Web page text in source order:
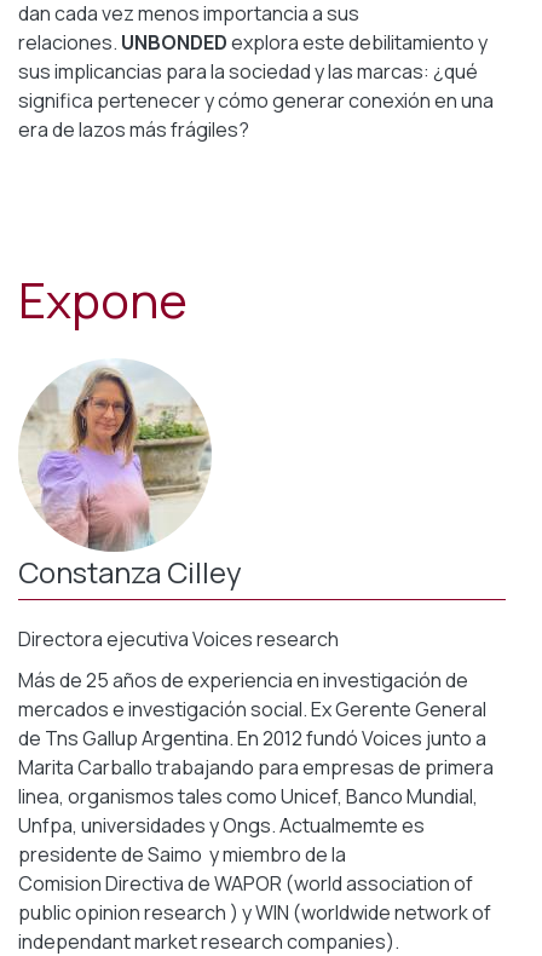
dan cada vez menos importancia a sus
relaciones. UNBONDEDexplora este debilitamiento y
sus implicancias para la sociedad y las marcas: ¿qué
significa pertenecer y cómo generar conexión en una
era de lazos más frágiles?
Expone
Constanza Cilley
Directora ejecutiva Voices research
Más de 25 años de experiencia en investigación de
mercados e investigación social. Ex Gerente General
de Tns Gallup Argentina. En 2012 fundó Voices junto a
Marita Carballo trabajando para empresas de primera
linea, organismos tales como Unicef, Banco Mundial,
Unfpa, universidades y Ongs.Actualmemte es
presidente de Saimo y miembro de la
Comision Directiva de WAPOR (world association of
public opinion research ) y WIN (worldwide network of
independant market research companies).